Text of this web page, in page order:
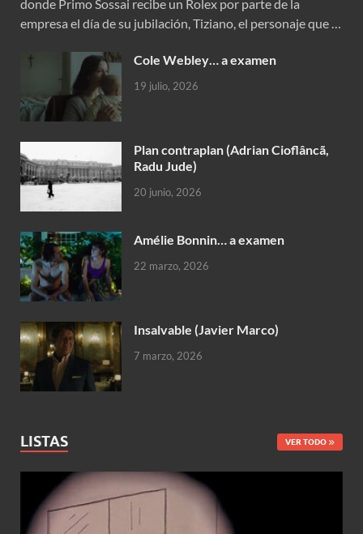
donde Primo Sossai recibe un Rolex por parte de la
empresa el día de su jubilación, Tiziano, el personaje que …
Cole Webley… a examen
19 julio, 2026
Plan contraplan (Adrian Cioflâncã,
Radu Jude)
20 junio, 2026
Amélie Bonnin… a examen
22 marzo, 2026
Insalvable (Javier Marco)
7 marzo, 2026
LISTAS VER TODO